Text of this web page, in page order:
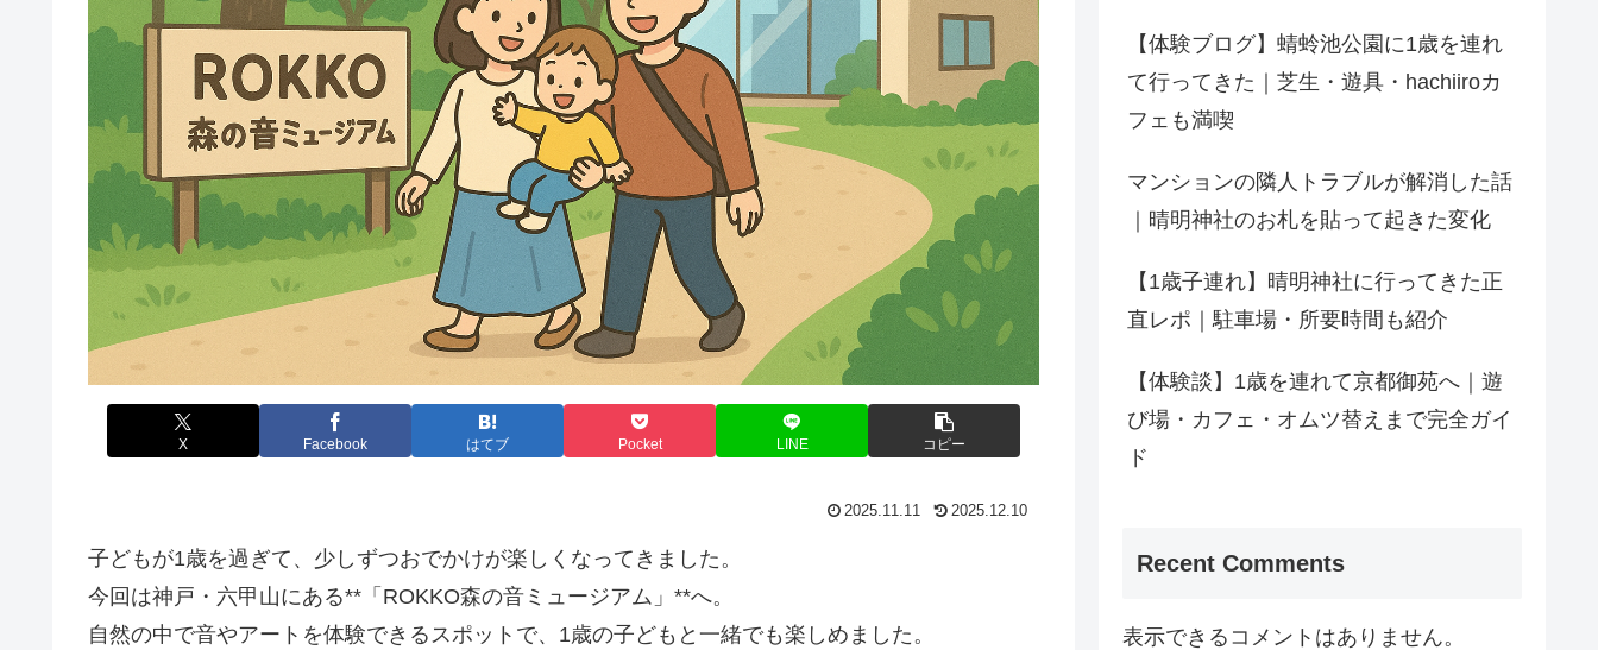
X Facebook はてブ Pocket LINE コピー
2025.11.11 2025.12.10
子どもが1歳を過ぎて、少しずつおでかけが楽しくなってきました。
今回は神戸・六甲山にある**「ROKKO森の音ミュージアム」**へ。
自然の中で音やアートを体験できるスポットで、1歳の子どもと一緒でも楽しめました。
【体験ブログ】蜻蛉池公園に1歳を連れ
て行ってきた｜芝生・遊具・hachiiroカ
フェも満喫
マンションの隣人トラブルが解消した話
｜晴明神社のお札を貼って起きた変化
【1歳子連れ】晴明神社に行ってきた正
直レポ｜駐車場・所要時間も紹介
【体験談】1歳を連れて京都御苑へ｜遊
び場・カフェ・オムツ替えまで完全ガイ
ド
Recent Comments
表示できるコメントはありません。